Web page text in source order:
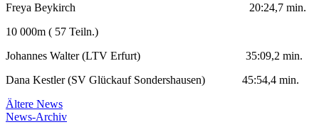
Freya Beykirch 20:24,7 min.
10 000m ( 57 Teiln.)
Johannes Walter (LTV Erfurt) 35:09,2 min.
Dana Kestler (SV Glückauf Sondershausen) 45:54,4 min.
Ältere News
News-Archiv